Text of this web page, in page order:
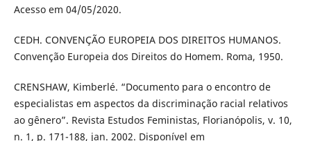
Acesso em 04/05/2020.
CEDH. CONVENÇÃO EUROPEIA DOS DIREITOS HUMANOS.
Convenção Europeia dos Direitos do Homem. Roma, 1950.
CRENSHAW, Kimberlé. “Documento para o encontro de
especialistas em aspectos da discriminação racial relativos
ao gênero”. Revista Estudos Feministas, Florianópolis, v. 10,
n. 1, p. 171-188, jan. 2002. Disponível em